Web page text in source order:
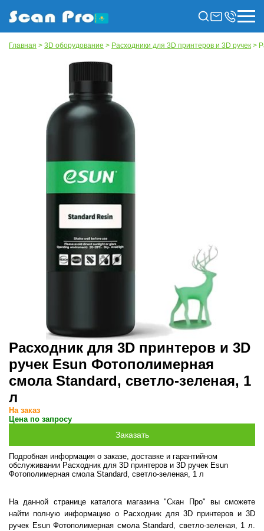
Главная > 3D оборудование > Расходники для 3D принтеров и 3D ручек >
Расходник для 3D принтеров и 3D
ручек Esun Фотополимерная
смола Standard, светло-зеленая, 1
л
На заказ
Цена по запросу
Подробная информация о заказе, доставке и гарантийном
обслуживании Расходник для 3D принтеров и 3D ручек Esun
Фотополимерная смола Standard, светло-зеленая, 1 л
На данной странице каталога магазина "Скан Про" вы сможете
найти полную информацию о Расходник для 3D принтеров и 3D
ручек Esun Фотополимерная смола Standard, светло-зеленая, 1 л.